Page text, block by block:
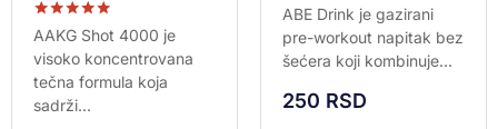
Ocenjeno sa
5.00
od 5
AAKG Shot 4000 je
visoko koncentrovana
tečna formula koja
sadrži...
Ocenjeno sa
5.00
od 5
ABE Drink je gazirani
pre-workout napitak bez
šećera koji kombinuje...
250 RSD